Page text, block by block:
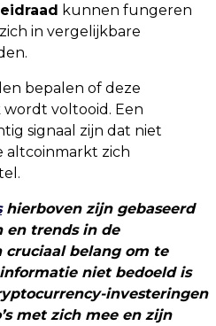
kunnen fungeren
in vergelijkbare
bepalen of deze
voltooid. Een
signaal zijn dat niet
altcoinmarkt zich
hierboven zijn gebaseerd
en trends in de
belang om te
niet bedoeld is
investeringen
met zich mee en zijn